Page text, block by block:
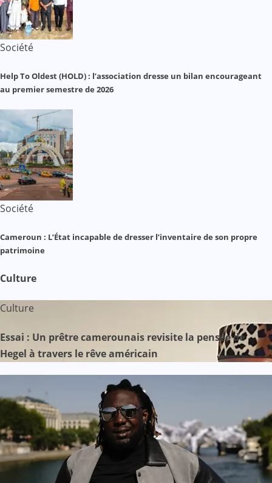
Société
Help To Oldest (HOLD) : l’association dresse un bilan encourageant
au premier semestre de 2026
Société
Cameroun : L’État incapable de dresser l’inventaire de son propre
patrimoine
Culture
Culture
Essai : Un prêtre camerounais revisite la pensée de
Hegel à travers le rêve américain